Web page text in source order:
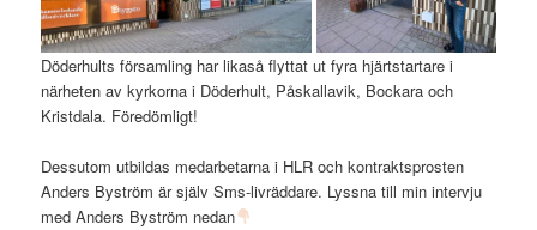
Döderhults församling har likaså flyttat ut fyra hjärtstartare i
närheten av kyrkorna i Döderhult, Påskallavik, Bockara och
Kristdala. Föredömligt!
Dessutom utbildas medarbetarna i HLR och kontraktsprosten
Anders Byström är själv Sms-livräddare. Lyssna till min intervju
med Anders Byström nedan